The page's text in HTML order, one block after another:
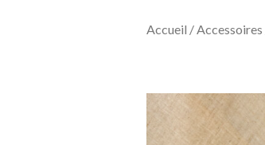
Accueil / Accessoires